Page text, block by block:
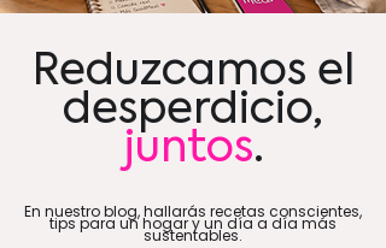
Reduzcamos el
desperdicio,
juntos.
En nuestro blog, hallarás recetas conscientes,
tips para un hogar y un día a día más
sustentables.